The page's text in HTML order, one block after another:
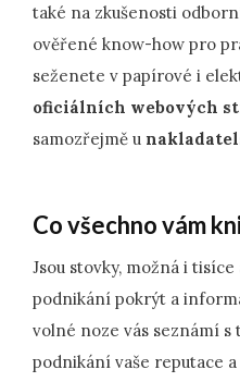
také na zkušenosti
ověřené know-how pro
seženete v papírové i
oficiálních webových
samozřejmě u
Co všechno vám
Jsou stovky, možná i
podnikání pokrýt a
volné noze vás seznámí
podnikání vaše reputace